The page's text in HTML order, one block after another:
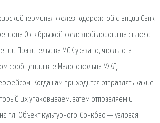
терминал железнодорожной станции Санкт-
Октябрьской железной дороги на стыке с
Правительства МСК указано, что льгота
сообщении вне Малого кольца МЖД.
Когда нам приходится отправлять какие-
их упаковываем, затем отправляем и
пл. Объект культурного. Сонко́во — узловая